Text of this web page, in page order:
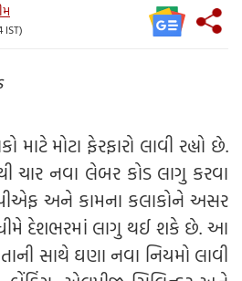
IST)
માટે મોટા ફેરફારો લાવી રહ્યો છે.
ચાર નવા લેબર કોડ લાગુ કરવા
અને કામના કલાકોને અસર
દેશભરમાં લાગુ થઈ શકે છે. આ
સાથે ઘણા નવા નિયમો લાવી